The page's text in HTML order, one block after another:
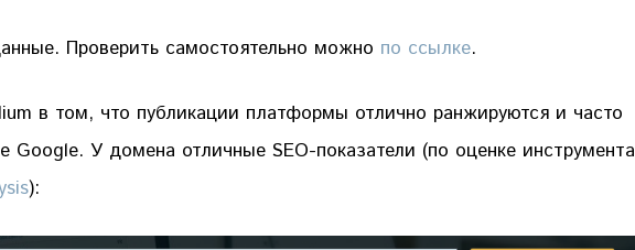
Проверить самостоятельно можно по ссылке.
в том, что публикации платформы отлично ранжируются и часто
Google. У домена отличные SEO-показатели (по оценке инструмента
):